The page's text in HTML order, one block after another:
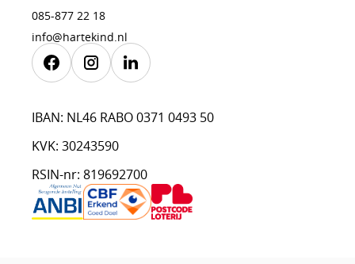
085-877 22 18
info@hartekind.nl
FacebookInstagramLinkedin
IBAN: NL46 RABO 0371 0493 50
KVK: 30243590
RSIN-nr: 819692700